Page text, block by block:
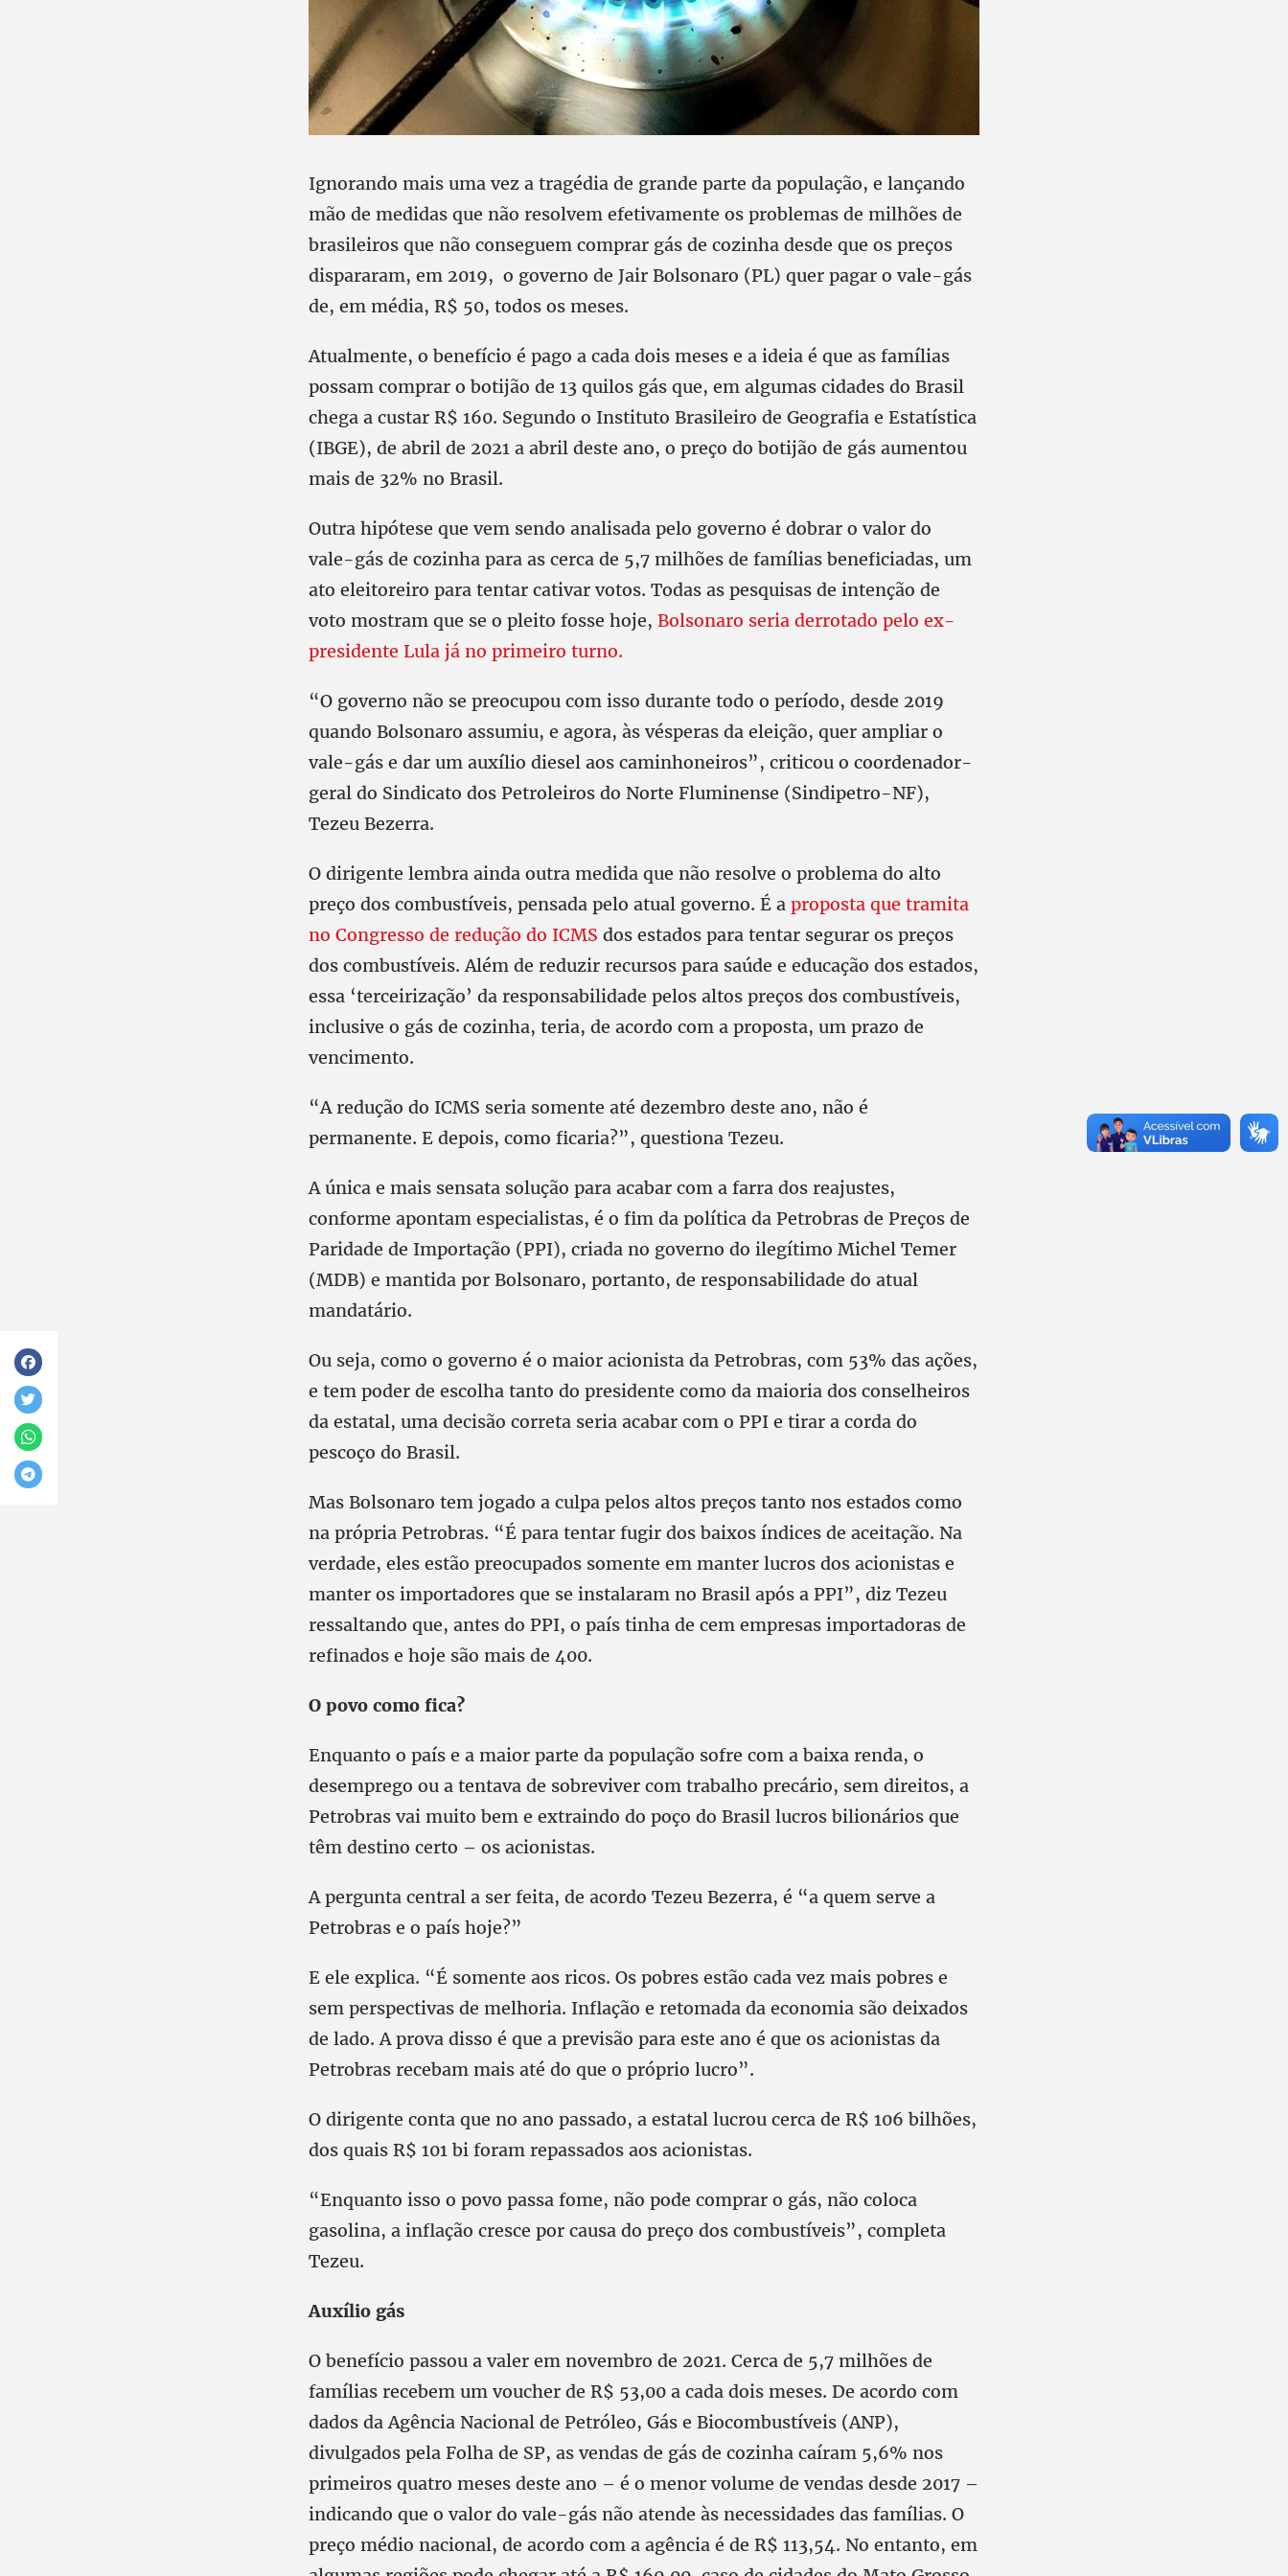
Ignorando mais uma vez a tragédia de grande parte da população, e lançando
mão de medidas que não resolvem efetivamente os problemas de milhões de
brasileiros que não conseguem comprar gás de cozinha desde que os preços
dispararam, em 2019, o governo de Jair Bolsonaro (PL) quer pagar o vale-gás
de, em média, R$ 50, todos os meses.
Atualmente, o benefício é pago a cada dois meses e a ideia é que as famílias
possam comprar o botijão de 13 quilos gás que, em algumas cidades do Brasil
chega a custar R$ 160. Segundo o Instituto Brasileiro de Geografia e Estatística
(IBGE), de abril de 2021 a abril deste ano, o preço do botijão de gás aumentou
mais de 32% no Brasil.
Outra hipótese que vem sendo analisada pelo governo é dobrar o valor do
vale-gás de cozinha para as cerca de 5,7 milhões de famílias beneficiadas, um
ato eleitoreiro para tentar cativar votos. Todas as pesquisas de intenção de
voto mostram que se o pleito fosse hoje, Bolsonaro seria derrotado pelo ex-
presidente Lula já no primeiro turno.
“O governo não se preocupou com isso durante todo o período, desde 2019
quando Bolsonaro assumiu, e agora, às vésperas da eleição, quer ampliar o
vale-gás e dar um auxílio diesel aos caminhoneiros”, criticou o coordenador-
geral do Sindicato dos Petroleiros do Norte Fluminense (Sindipetro-NF),
Tezeu Bezerra.
O dirigente lembra ainda outra medida que não resolve o problema do alto
preço dos combustíveis, pensada pelo atual governo. É a proposta que tramita
no Congresso de redução do ICMS dos estados para tentar segurar os preços
dos combustíveis. Além de reduzir recursos para saúde e educação dos estados,
essa ‘terceirização’ da responsabilidade pelos altos preços dos combustíveis,
inclusive o gás de cozinha, teria, de acordo com a proposta, um prazo de
vencimento.
“A redução do ICMS seria somente até dezembro deste ano, não é
permanente. E depois, como ficaria?”, questiona Tezeu.
A única e mais sensata solução para acabar com a farra dos reajustes,
conforme apontam especialistas, é o fim da política da Petrobras de Preços de
Paridade de Importação (PPI), criada no governo do ilegítimo Michel Temer
(MDB) e mantida por Bolsonaro, portanto, de responsabilidade do atual
mandatário.
Ou seja, como o governo é o maior acionista da Petrobras, com 53% das ações,
e tem poder de escolha tanto do presidente como da maioria dos conselheiros
da estatal, uma decisão correta seria acabar com o PPI e tirar a corda do
pescoço do Brasil.
Mas Bolsonaro tem jogado a culpa pelos altos preços tanto nos estados como
na própria Petrobras. “É para tentar fugir dos baixos índices de aceitação. Na
verdade, eles estão preocupados somente em manter lucros dos acionistas e
manter os importadores que se instalaram no Brasil após a PPI”, diz Tezeu
ressaltando que, antes do PPI, o país tinha de cem empresas importadoras de
refinados e hoje são mais de 400.
O povo como fica?
Enquanto o país e a maior parte da população sofre com a baixa renda, o
desemprego ou a tentava de sobreviver com trabalho precário, sem direitos, a
Petrobras vai muito bem e extraindo do poço do Brasil lucros bilionários que
têm destino certo – os acionistas.
A pergunta central a ser feita, de acordo Tezeu Bezerra, é “a quem serve a
Petrobras e o país hoje?”
E ele explica. “É somente aos ricos. Os pobres estão cada vez mais pobres e
sem perspectivas de melhoria. Inflação e retomada da economia são deixados
de lado. A prova disso é que a previsão para este ano é que os acionistas da
Petrobras recebam mais até do que o próprio lucro”.
O dirigente conta que no ano passado, a estatal lucrou cerca de R$ 106 bilhões,
dos quais R$ 101 bi foram repassados aos acionistas.
“Enquanto isso o povo passa fome, não pode comprar o gás, não coloca
gasolina, a inflação cresce por causa do preço dos combustíveis”, completa
Tezeu.
Auxílio gás
O benefício passou a valer em novembro de 2021. Cerca de 5,7 milhões de
famílias recebem um voucher de R$ 53,00 a cada dois meses. De acordo com
dados da Agência Nacional de Petróleo, Gás e Biocombustíveis (ANP),
divulgados pela Folha de SP, as vendas de gás de cozinha caíram 5,6% nos
primeiros quatro meses deste ano – é o menor volume de vendas desde 2017 –
indicando que o valor do vale-gás não atende às necessidades das famílias. O
preço médio nacional, de acordo com a agência é de R$ 113,54. No entanto, em